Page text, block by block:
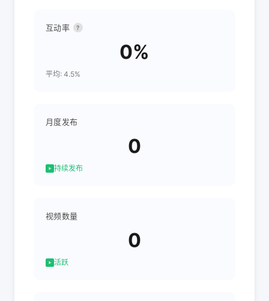
互动率 ?
0%
平均: 4.5%
月度发布
0
持续发布
视频数量
0
活跃